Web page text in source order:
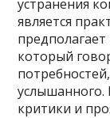
устранения
является
который
услышанного.
критики и